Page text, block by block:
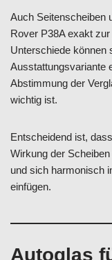
Auch Seitenscheiben
Rover P38A exakt
Unterschiede können
Ausstattungsvariante
Abstimmung der
wichtig ist.
Entscheidend ist,
Wirkung der
und sich harmonisch
einfügen.
Autoglas